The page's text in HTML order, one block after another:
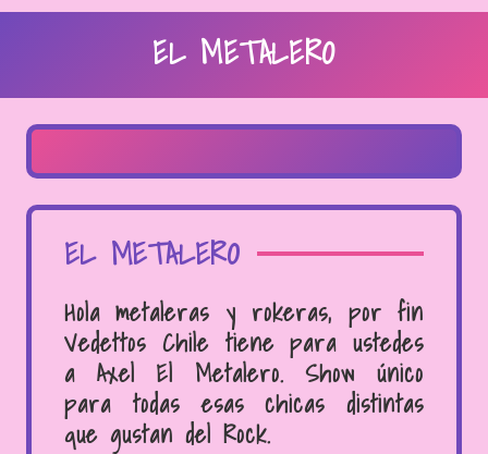
EL METALERO
EL METALERO
Hola metaleras y rokeras, por fin
Vedettos Chile tiene para ustedes
a Axel El Metalero. Show único
para todas esas chicas distintas
que gustan del Rock.